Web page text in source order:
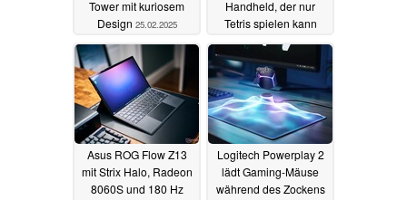
Tower mit kuriosem
Design 25.02.2025
Handheld, der nur
Tetris spielen kann
25.02.2025
Asus ROG Flow Z13
mit Strix Halo, Radeon
8060S und 180 Hz
Logitech Powerplay 2
lädt Gaming-Mäuse
während des Zockens